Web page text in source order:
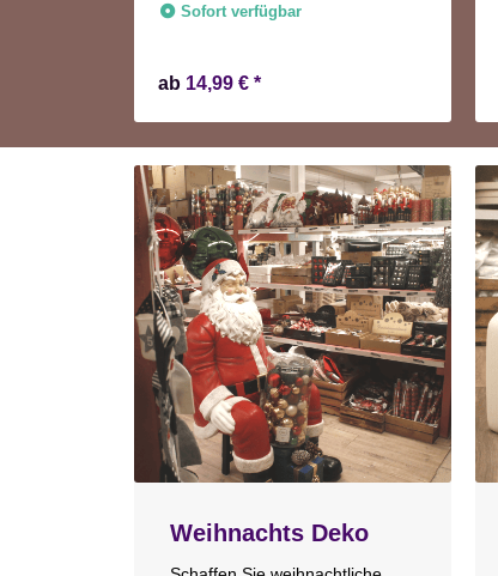
Sofort verfügbar
ab 14,99 € *
Weihnachts Deko